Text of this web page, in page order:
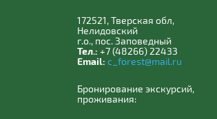
172521, Тверская обл,
Нелидовский
г.о., пос. Заповедный
Тел.: +7 (48266) 22433
Email: c_forest@mail.ru
Бронирование экскурсий,
проживания: